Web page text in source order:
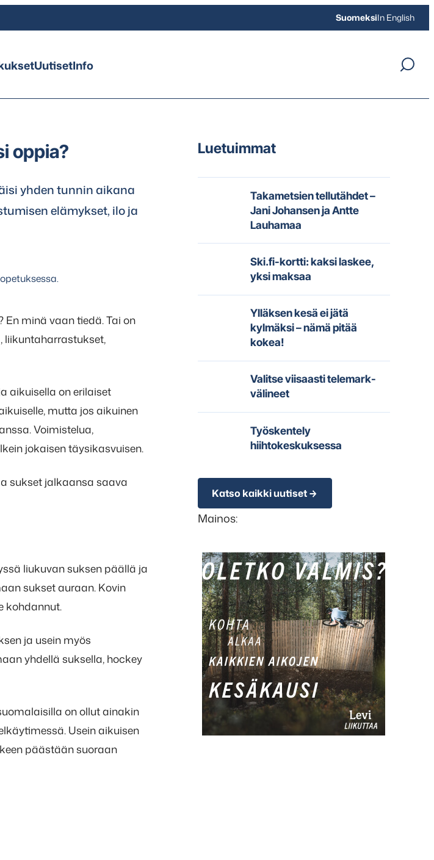
SuomeksiIn English
UutisetInfo
oppia?
yhden tunnin aikana
elämykset, ilo ja
minä vaan tiedä. Tai on
liikuntaharrastukset,
aikuisella on erilaiset
mutta jos aikuinen
Voimistelua,
jokaisen täysikasvuisen.
sukset jalkaansa saava
liukuvan suksen päällä ja
sukset auraan. Kovin
kohdannut.
ja usein myös
yhdellä suksella, hockey
on ollut ainakin
Usein aikuisen
päästään suoraan
Luetuimmat
Takametsien tellutähdet –
Jani Johansen ja Antte
Lauhamaa
Ski.fi-kortti: kaksi laskee,
yksi maksaa
Ylläksen kesä ei jätä
kylmäksi – nämä pitää
kokea!
Valitse viisaasti telemark-
välineet
Työskentely
hiihtokeskuksessa
Katso kaikki uutiset
Mainos: